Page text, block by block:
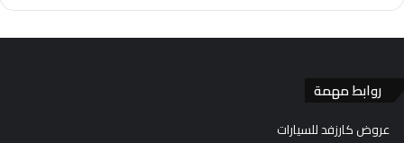
روابط مهمة
عروض كارزفد للسيارات